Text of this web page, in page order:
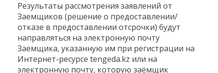
Результаты рассмотрения заявлений от
Заемщиков (решение о предоставлении/
отказе в предоставлении отсрочки) будут
направляться на электронную почту
Заемщика, указанную им при регистрации на
Интернет-ресурсе tengeda.kz или на
электронную почту, которую заёмщик